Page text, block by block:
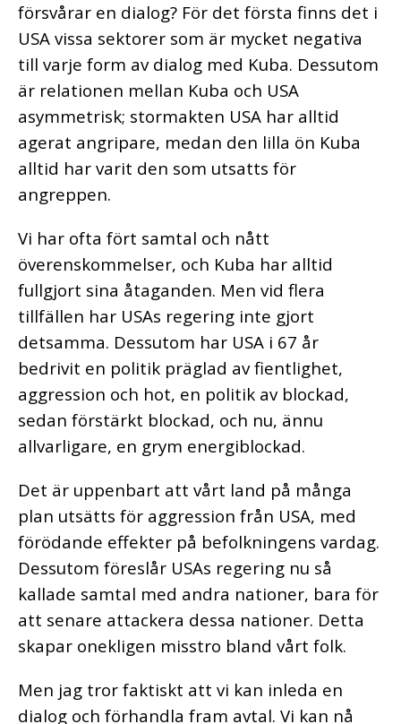
försvårar en dialog? För det första finns det i
USA vissa sektorer som är mycket negativa
till varje form av dialog med Kuba. Dessutom
är relationen mellan Kuba och USA
asymmetrisk; stormakten USA har alltid
agerat angripare, medan den lilla ön Kuba
alltid har varit den som utsatts för
angreppen.
Vi har ofta fört samtal och nått
överenskommelser, och Kuba har alltid
fullgjort sina åtaganden. Men vid flera
tillfällen har USAs regering inte gjort
detsamma. Dessutom har USA i 67 år
bedrivit en politik präglad av fientlighet,
aggression och hot, en politik av blockad,
sedan förstärkt blockad, och nu, ännu
allvarligare, en grym energiblockad.
Det är uppenbart att vårt land på många
plan utsätts för aggression från USA, med
förödande effekter på befolkningens vardag.
Dessutom föreslår USAs regering nu så
kallade samtal med andra nationer, bara för
att senare attackera dessa nationer. Detta
skapar onekligen misstro bland vårt folk.
Men jag tror faktiskt att vi kan inleda en
dialog och förhandla fram avtal. Vi kan nå